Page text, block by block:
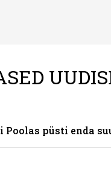
Poolas püsti enda